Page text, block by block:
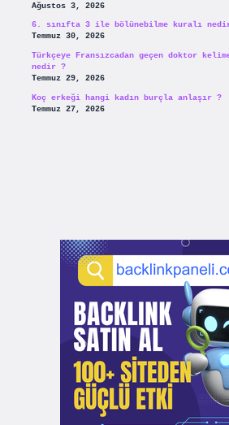
Ağustos 3, 2026
6. sınıfta 3 ile bölünebilme kuralı
Temmuz 30, 2026
Türkçeye Fransızcadan geçen doktor
nedir ?
Temmuz 29, 2026
Koç erkeği hangi kadın burçla anlaşır ?
Temmuz 27, 2026